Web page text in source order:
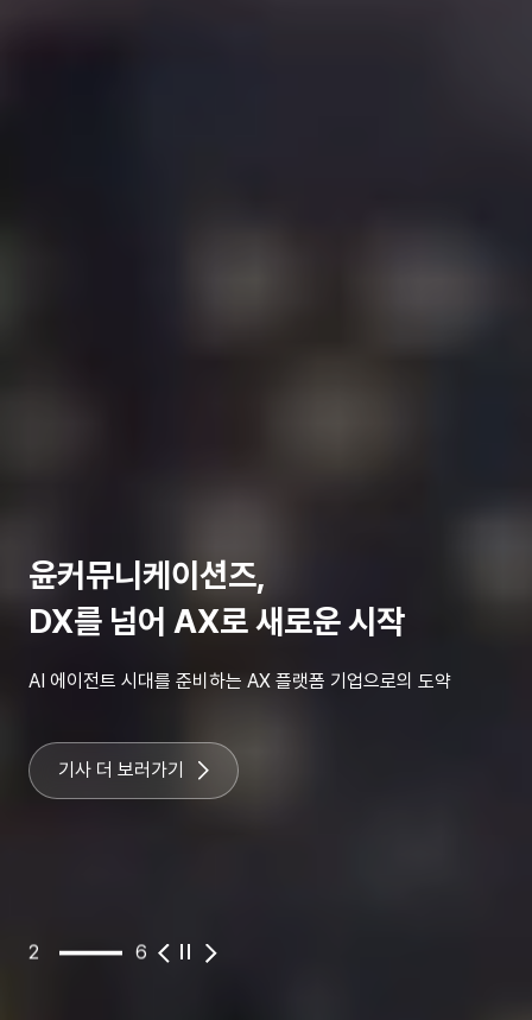
3 6
데이터 품질기반 AX 플랫폼 시장
확장
플랫폼 단계부터 데이터 정합성 내재화 … 공공·기업 AX 전환
기사 더 보러가기